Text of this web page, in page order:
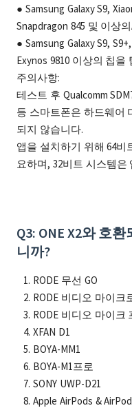
● Samsung Galaxy S9,
Snapdragon 845 및 이상
● Samsung Galaxy S9,
Exynos 9810 이상의 칩을
주의사항:
테스트 후 Qualcomm
등 스마트폰은 하드웨어
되지 않습니다.
앱을 설치하기 위해 64
요하며, 32비트 시스템
Q3: ONE X2와 호
니까?
RODE 무선 GO
RODE 비디오 마이크
RODE 비디오 마이크
XFAN D1
BOYA-MM1
BOYA-M1프로
SONY UWP-D21
Apple AirPods &